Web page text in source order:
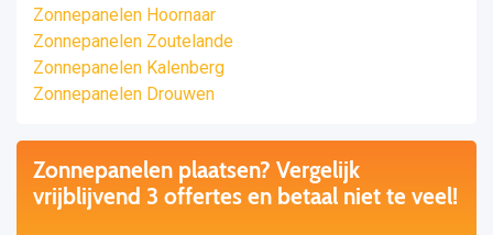
Zonnepanelen Hoornaar
Zonnepanelen Zoutelande
Zonnepanelen Kalenberg
Zonnepanelen Drouwen
Zonnepanelen plaatsen? Vergelijk
vrijblijvend 3 offertes en betaal niet te veel!